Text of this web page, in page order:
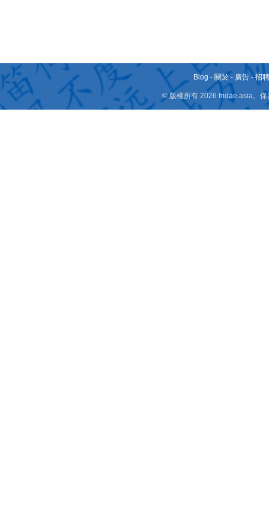
Blog - 關於 - 廣告 -招
© 版權所有 2026 fridae.asia。